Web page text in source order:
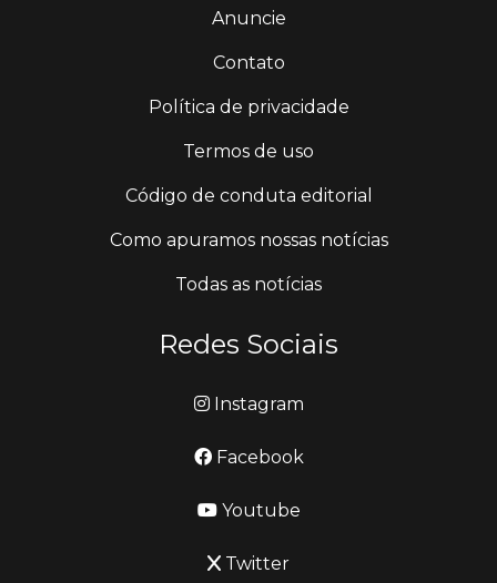
Anuncie
Contato
Política de privacidade
Termos de uso
Código de conduta editorial
Como apuramos nossas notícias
Todas as notícias
Redes Sociais
Instagram
Facebook
Youtube
Twitter